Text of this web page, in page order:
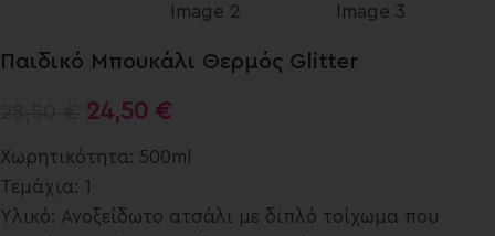
Παιδικό Μπουκάλι Θερμός Glitter
24,50 €
Χωρητικότητα: 500ml
Τεμάχια: 1
Υλικό: Ανοξείδωτο ατσάλι με διπλό τοίχωμα που